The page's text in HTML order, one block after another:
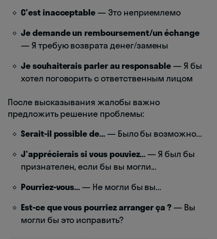
C'est inacceptable — Это неприемлемо
Je demande un remboursement/un échange
— Я требую возврата денег/замены
Je souhaiterais parler au responsable — Я бы
хотел поговорить с ответственным лицом
После высказывания жалобы важно
предложить решение проблемы:
Serait-il possible de...— Было бы возможно...
J'apprécierais si vous pouviez... — Я был бы
признателен, если бы вы могли...
Pourriez-vous... — Не могли бы вы...
Est-ce que vous pourriez arranger ça ? — Вы
могли бы это исправить?